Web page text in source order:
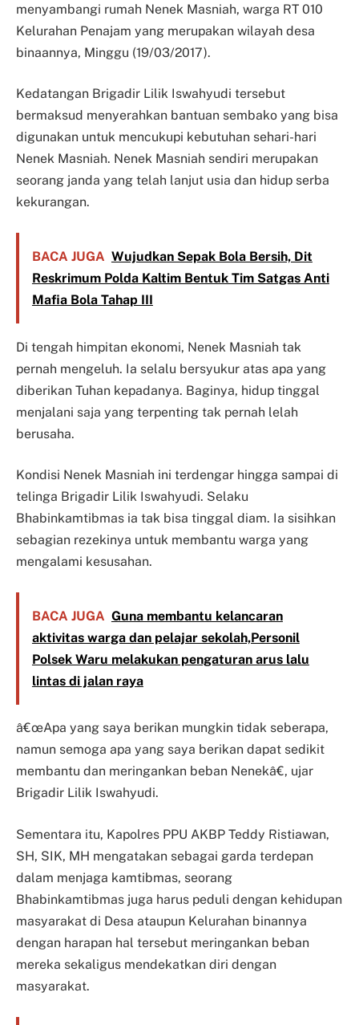
menyambangi rumah Nenek Masniah, warga RT 010
Kelurahan Penajam yang merupakan wilayah desa
binaannya, Minggu (19/03/2017).
Kedatangan Brigadir Lilik Iswahyudi tersebut
bermaksud menyerahkan bantuan sembako yang bisa
digunakan untuk mencukupi kebutuhan sehari-hari
Nenek Masniah. Nenek Masniah sendiri merupakan
seorang janda yang telah lanjut usia dan hidup serba
kekurangan.
BACA JUGA Wujudkan Sepak Bola Bersih, Dit
Reskrimum Polda Kaltim Bentuk Tim Satgas Anti
Mafia Bola Tahap III
Di tengah himpitan ekonomi, Nenek Masniah tak
pernah mengeluh. Ia selalu bersyukur atas apa yang
diberikan Tuhan kepadanya. Baginya, hidup tinggal
menjalani saja yang terpenting tak pernah lelah
berusaha.
Kondisi Nenek Masniah ini terdengar hingga sampai di
telinga Brigadir Lilik Iswahyudi. Selaku
Bhabinkamtibmas ia tak bisa tinggal diam. Ia sisihkan
sebagian rezekinya untuk membantu warga yang
mengalami kesusahan.
BACA JUGA Guna membantu kelancaran
aktivitas warga dan pelajar sekolah,Personil
Polsek Waru melakukan pengaturan arus lalu
lintas di jalan raya
â€œApa yang saya berikan mungkin tidak seberapa,
namun semoga apa yang saya berikan dapat sedikit
membantu dan meringankan beban Nenekâ€, ujar
Brigadir Lilik Iswahyudi.
Sementara itu, Kapolres PPU AKBP Teddy Ristiawan,
SH, SIK, MH mengatakan sebagai garda terdepan
dalam menjaga kamtibmas, seorang
Bhabinkamtibmas juga harus peduli dengan kehidupan
masyarakat di Desa ataupun Kelurahan binannya
dengan harapan hal tersebut meringankan beban
mereka sekaligus mendekatkan diri dengan
masyarakat.